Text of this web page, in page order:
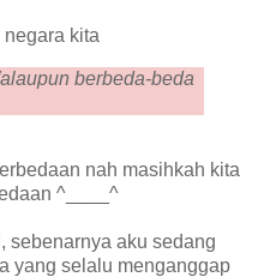
kita
berbeda-beda
nah masihkah kita
^____^
sebenarnya aku sedang
yang selalu menganggap